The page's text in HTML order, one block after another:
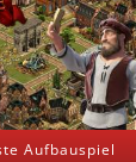
Aufbauspiel